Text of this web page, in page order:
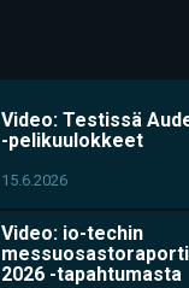
Video: Testissä
-pelikuulokkeet
15.6.2026
Video: io-techin
2026 -tapahtumasta